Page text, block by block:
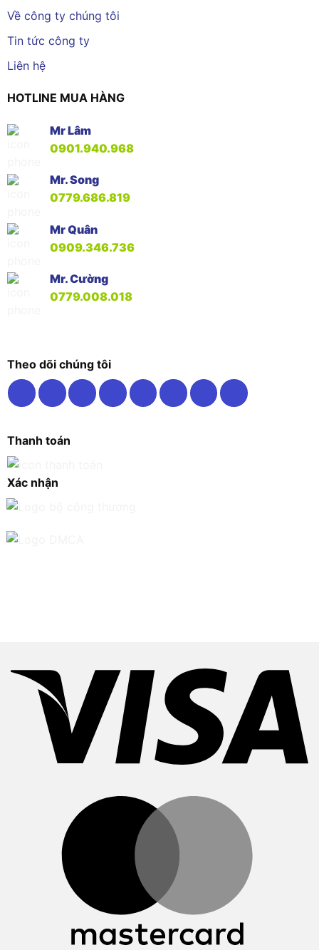
Về công ty chúng tôi
Tin tức công ty
Liên hệ
HOTLINE MUA HÀNG
Mr Lâm
0901.940.968
Mr. Song
0779.686.819
Mr Quân
0909.346.736
Mr. Cường
0779.008.018
Theo dõi chúng tôi
Thanh toán
Xác nhận